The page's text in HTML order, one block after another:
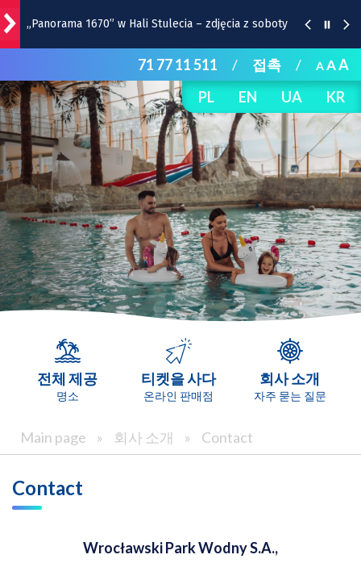
„Panorama 1670” w Hali Stulecia – zdjęcia z soboty
Raport inwestycyjny z Wrocławia [1-7.08]
Pyszne sery, wspaniałe wędliny, wyborne słodkości.
W Rynku trwa Wrocławska Feta
Wrocławska Potańcówka w sobotę, 8 sierpnia
Remont torów na Stawowej i Peronowej. Od 8
sierpnia zmiany dla kierowców i pasażerów MPK
71 77 11 511 / 접촉 / AAA
PL
EN UA KR
전체 제공
명소
티켓을 사다
온라인 판매점
회사 소개
자주 묻는 질문
Main page » 회사 소개 » Contact
Contact
Wrocławski Park Wodny S.A.,